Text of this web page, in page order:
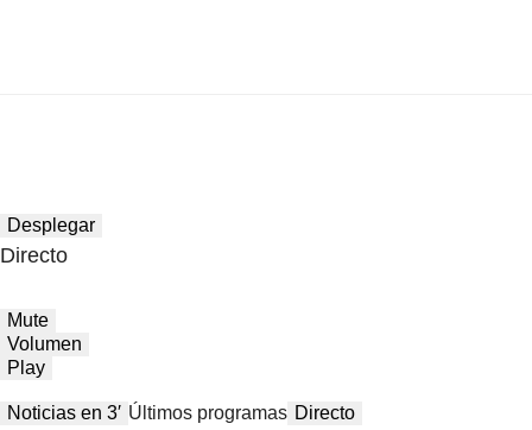
Desplegar
Directo
Mute
Volumen
Play
Noticias en 3′ Últimos programas Directo